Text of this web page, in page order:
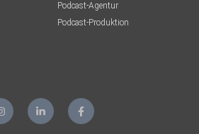
Podcast-Agentur
Podcast-Produktion